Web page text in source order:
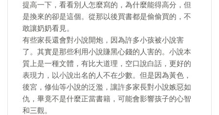
提高一下，看看別人怎麼寫的，為什麼能得高分，但
是換來的卻是這個。從那以後買書都是偷偷買的，不
敢讓奶奶看見。
有些家長還會對小說開炮，因為許多小孩被小說害
了。其實是那些利用小說賺黑心錢的人害的。小說本
質上是一種文體，有比大道理，空口說白話，更好的
表現力，以小說出名的人不在少數。但是因為黃色，
後宮，修仙等小說的泛濫，讓許多家長對小說嫉惡如
仇，畢竟不是什麼正當書籍，可能會影響孩子的心智
和三觀。